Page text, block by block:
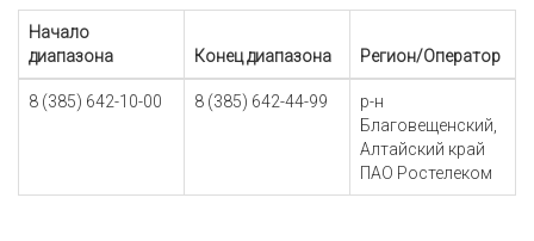
Начало
диапазона
Конец диапазона Регион/Оператор
8 (385) 642-10-00 8 (385) 642-44-99
р-н
Благовещенский,
Алтайский край
ПАО Ростелеком